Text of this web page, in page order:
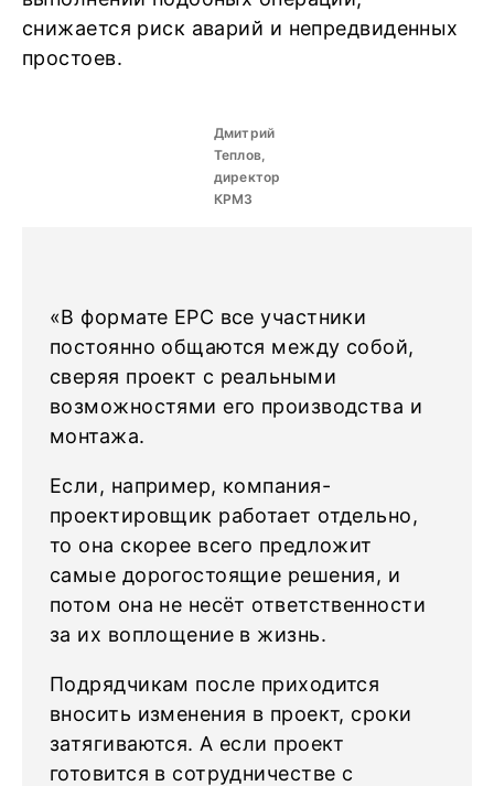
снижается риск аварий и непредвиденных
простоев.
Дмитрий
Теплов,
директор
КРМЗ
«В формате EPC все участники
постоянно общаются между собой,
сверяя проект с реальными
возможностями его производства и
монтажа.
Если, например, компания-
проектировщик работает отдельно,
то она скорее всего предложит
самые дорогостоящие решения, и
потом она не несёт ответственности
за их воплощение в жизнь.
Подрядчикам после приходится
вносить изменения в проект, сроки
затягиваются. А если проект
готовится в сотрудничестве с